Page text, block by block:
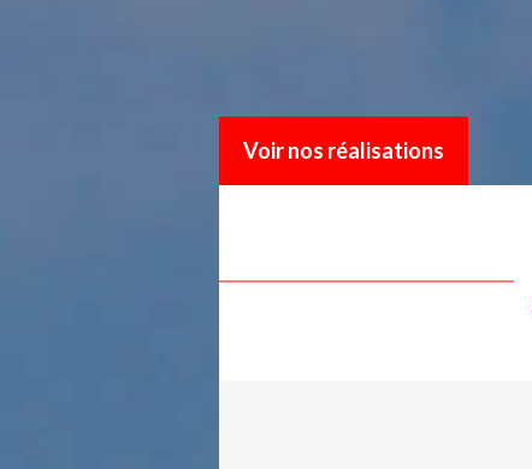
Voir nos réalisations